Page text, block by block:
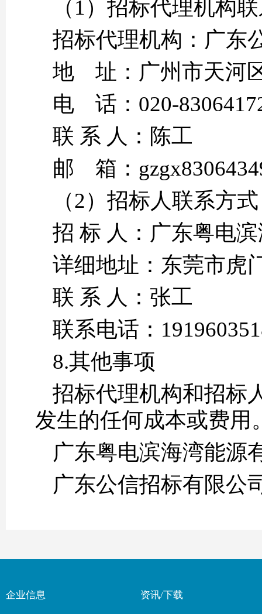
（1）招标代理机构
招标代理机构：广东
地 址：广州市天河
电 话：020-
联 系 人：陈工
邮 箱：
（2）招标人联系方式
招 标 人：广东粤电
详细地址：东莞市虎
联 系 人：张工
联系电话：
8.其他事项
招标代理机构和招标
发生的任何成本或费用
广东粤电滨海湾能源
广东公信招标有限公
企业信息 资讯/下载